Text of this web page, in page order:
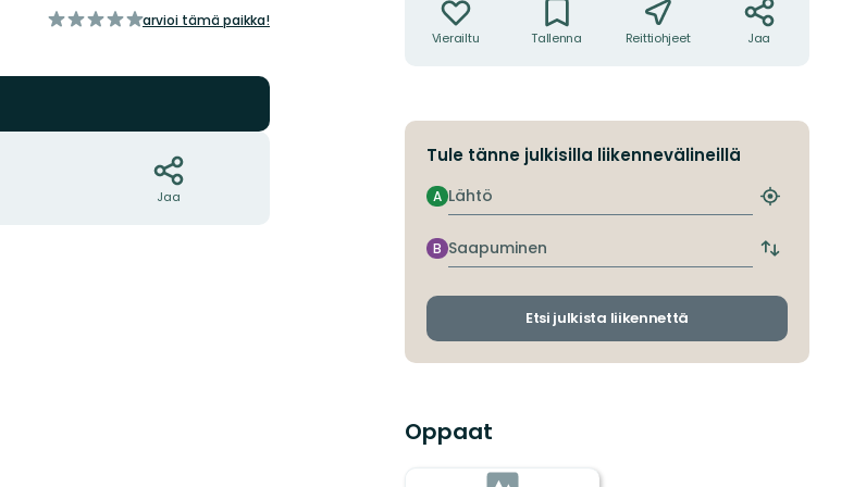
/5
arvioi tämä paikka!
Jaa
Vierailtu Tallenna Reittiohjeet Jaa
Tule tänne julkisilla liikennevälineillä
Lähtö
A
Etsi
pysäkki
Saapuminen
B
Vaihda
ja
Etsi julkista liikennettä
Oppaat